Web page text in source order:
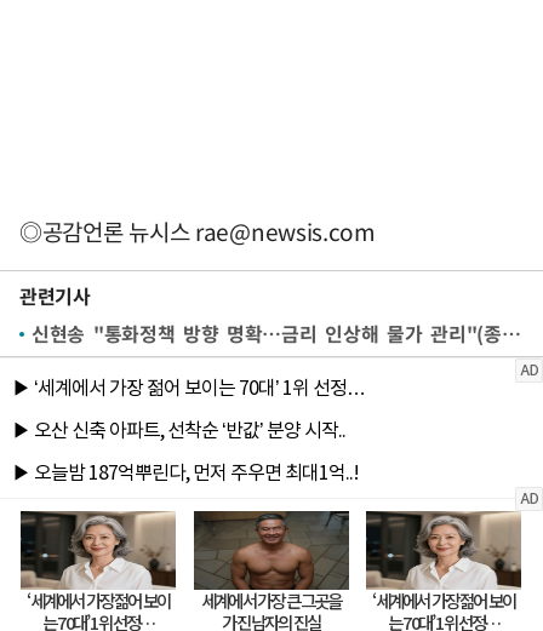
◎공감언론 뉴시스rae@newsis.com
관련기사
신현송 "통화정책 방향 명확…금리 인상해 물가 관리"(종합)